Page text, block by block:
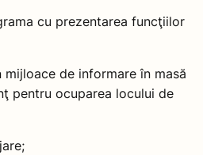
cu prezentarea funcţiilor
de informare în masă
pentru ocuparea locului de